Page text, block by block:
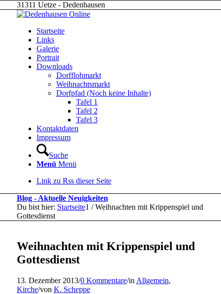
31311 Uetze - Dedenhausen
Startseite
Links
Galerie
Portrait
Downloads
Dorfflohmarkt
Weihnachtsmarkt
Dorfpfad (Noch keine Inhalte)
Tafel 1
Tafel 2
Tafel 3
Kontaktdaten
Impressum
Suche
Menü Menü
Link zu Rss dieser Seite
Blog - Aktuelle Neuigkeiten
Du bist hier: Startseite1 / Weihnachten mit Krippenspiel und
Gottesdienst
Weihnachten mit Krippenspiel und
Gottesdienst
13. Dezember 2013/0 Kommentare/in Allgemein,
Kirche/von K. Scheppe